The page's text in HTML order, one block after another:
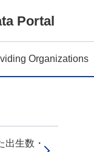
Portal
Organizations
出生数・